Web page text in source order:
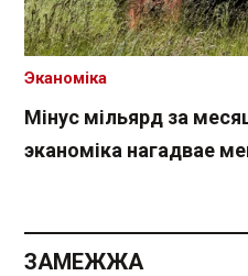
Мінус мільярд за
эканоміка нагадвае
Эканоміка
ЗАМЕЖЖА